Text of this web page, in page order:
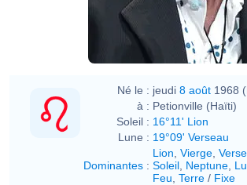
Né le : jeudi 8 août 1968
à : Petionville (Haïti)
Soleil : 16°11' Lion
Lune : 19°09' Verseau
Dominantes :
Lion Vierge
Soleil Neptune
Feu Terre / Fixe